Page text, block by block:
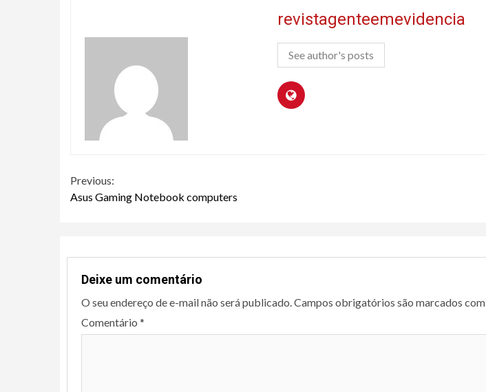
revistagenteemevidencia
See author's posts
Continue
Reading
Previous:
Asus Gaming Notebook computers
Deixe um comentário
O seu endereço de e-mail não será publicado. Campos obrigatórios são marcados com
Comentário *